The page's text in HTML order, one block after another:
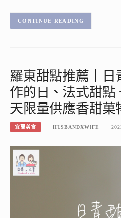
CONTINUE READING
羅東甜點推薦｜日
作的日、法式甜點
天限量供應香甜菓
宜蘭美食 HUSBANDXWIFE